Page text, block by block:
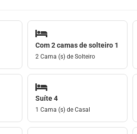
Com 2 camas de solteiro 1
2 Cama (s) de Solteiro
Suíte 4
1 Cama (s) de Casal